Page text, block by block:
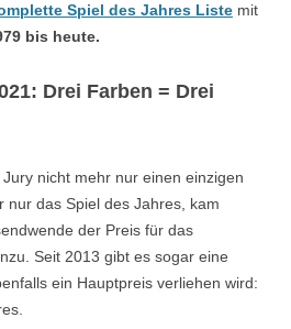
Spiel des Jahres Liste mit
bis heute.
Drei Farben = Drei
nicht mehr nur einen einzigen
nur das Spiel des Jahres, kam
der Preis für das
Seit 2013 gibt es sogar eine
ein Hauptpreis verliehen wird: